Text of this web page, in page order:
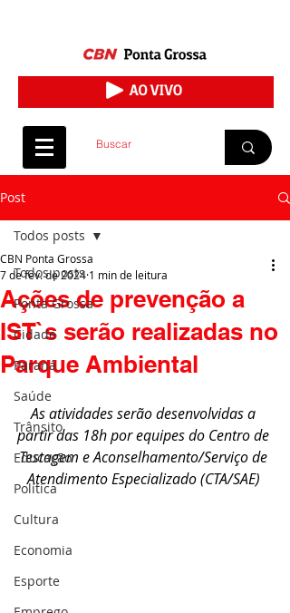
Post
Todos posts
Ponta Grossa
Cidade
Paraná
Saúde
Trânsito
Educação
Política
Cultura
Economia
Esporte
Todos posts
Ações de prevenção a
IST`s serão realizadas no
Parque Ambiental
CBN Ponta Grossa
7 de fev. de 2024 1 min de leitura
As atividades serão desenvolvidas a
partir das 18h por equipes do Centro de
Testagem e Aconselhamento/Serviço de
Atendimento Especializado (CTA/SAE)